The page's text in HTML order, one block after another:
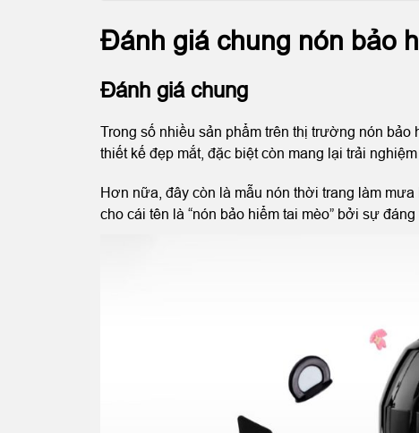
Đánh giá chung nón bảo
Đánh giá chung
Trong số nhiều sản phẩm trên thị trường nón bảo
thiết kế đẹp mắt, đặc biệt còn mang lại trải
Hơn nữa, đây còn là mẫu nón thời trang làm
cho cái tên là “nón bảo hiểm tai mèo” bởi sự